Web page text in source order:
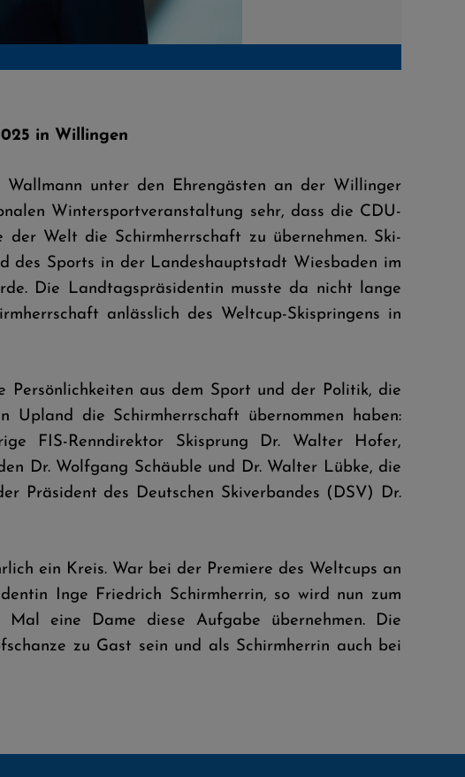
in Willingen
unter den Ehrengästen an der Willinger
Wintersportveranstaltung sehr, dass die CDU-
Welt die Schirmherrschaft zu übernehmen. Ski-
des Sports in der Landeshauptstadt Wiesbaden im
Die Landtagspräsidentin musste da nicht lange
anlässlich des Weltcup-Skispringens in
aus dem Sport und der Politik, die
die Schirmherrschaft übernommen haben:
FIS-Renndirektor Skisprung Dr. Walter Hofer,
Dr. Wolfgang Schäuble und Dr. Walter Lübke, die
Präsident des Deutschen Skiverbandes (DSV) Dr.
ein Kreis. War bei der Premiere des Weltcups an
Inge Friedrich Schirmherrin, so wird nun zum
eine Dame diese Aufgabe übernehmen. Die
zu Gast sein und als Schirmherrin auch bei